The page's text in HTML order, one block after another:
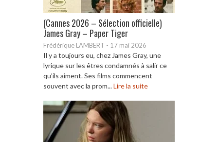
(Cannes 2026 – Sélection officielle)
James Gray – Paper Tiger
Frédérique LAMBERT - 17 mai 2026
Il y a toujours eu, chez James Gray, une
lyrique sur les êtres condamnés à salir ce
qu’ils aiment. Ses films commencent
souvent avec la prom...Lire la suite